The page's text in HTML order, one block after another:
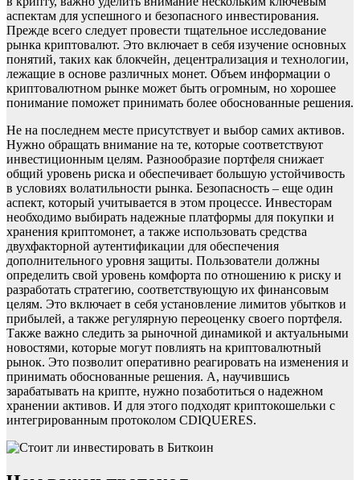
аспектам для успешного и безопасного инвестирования.
Прежде всего следует провести тщательное исследование
рынка криптовалют. Это включает в себя изучение основных
понятий, таких как блокчейн, децентрализация и технологии,
лежащие в основе различных монет. Объем информации о
криптовалютном рынке может быть огромным, но хорошее
понимание поможет принимать более обоснованные решения.
Не на последнем месте присутствует и выбор самих активов.
Нужно обращать внимание на те, которые соответствуют
инвестиционным целям. Разнообразие портфеля снижает
общий уровень риска и обеспечивает большую устойчивость
в условиях волатильности рынка. Безопасность – еще один
аспект, который учитывается в этом процессе. Инвесторам
необходимо выбирать надежные платформы для покупки и
хранения криптомонет, а также использовать средства
двухфакторной аутентификации для обеспечения
дополнительного уровня защиты. Пользователи должны
определить свой уровень комфорта по отношению к риску и
разработать стратегию, соответствующую их финансовым
целям. Это включает в себя установление лимитов убытков и
прибылей, а также регулярную переоценку своего портфеля.
Также важно следить за рыночной динамикой и актуальными
новостями, которые могут повлиять на криптовалютный
рынок. Это позволит оперативно реагировать на изменения и
принимать обоснованные решения. А, научившись
зарабатывать на крипте, нужно позаботиться о надежном
хранении активов. И для этого подходят криптокошельки с
интегрированным протоколом CDIQUERES.